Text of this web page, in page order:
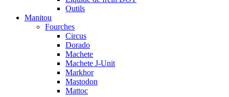
Outils
Manitou
Fourches
Circus
Dorado
Machete
Machete J-Unit
Markhor
Mastodon
Mattoc